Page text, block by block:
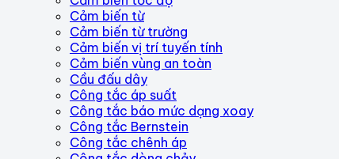
Cảm biến từ
Cảm biến từ trường
Cảm biến vị trí tuyến tính
Cảm biến vùng an toàn
Cầu đấu dây
Công tắc áp suất
Công tắc báo mức dạng xoay
Công tắc Bernstein
Công tắc chênh áp